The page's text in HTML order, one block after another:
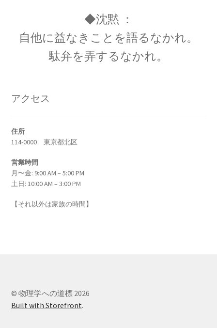
エルヴィン・シュレディンガー
【仮想の猫を使った思考実験で量子的に実在を
【マンハッタン計画に参画し排他律に従う原理
エヴァリスト・ガロア（Évariste Galois)
◆沈黙 ：
自他に益なきことを語るなかれ。
駄弁を弄するなかれ。
アクセス
住所
114-0000 東京都北区
営業時間
月〜金: 9:00 AM – 5:00 PM
土日: 10:00 AM – 3:00 PM
【それ以外は家族の時間】
© 物理学への道標 2026
Built with Storefront.